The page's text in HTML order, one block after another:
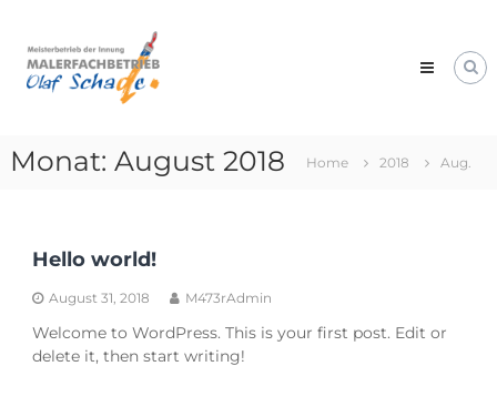
content
Malerfachbetrieb
Olaf
Schade
Professionelles
Monat: August 2018 Home 2018 Aug.
Hello world!
August 31, 2018 M473rAdmin
Welcome to WordPress. This is your first post. Edit or
delete it, then start writing!